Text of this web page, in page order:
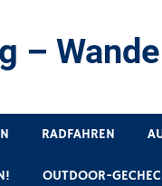
–
RADFAHREN
OUTDOOR-